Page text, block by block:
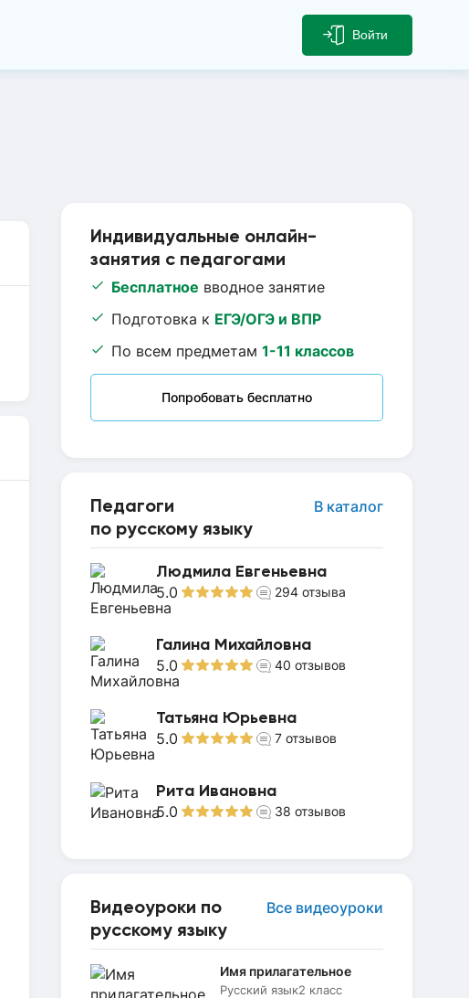
Войти
Индивидуальные онлайн-
занятия с педагогами
Бесплатное вводное занятие
Подготовка к ЕГЭ/ОГЭ и ВПР
По всем предметам 1-11 классов
Попробовать бесплатно
Педагоги
по русскому языку
В каталог
Людмила Евгеньевна
5.0 294 отзыва
Галина Михайловна
5.0 40 отзывов
Татьяна Юрьевна
5.0 7 отзывов
Рита Ивановна
5.0 38 отзывов
Видеоуроки по
русскому языку
Все видеоуроки
Имя прилагательное
Русский язык2 класс